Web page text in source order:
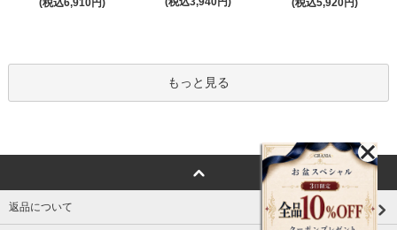
もっと見る
返品について